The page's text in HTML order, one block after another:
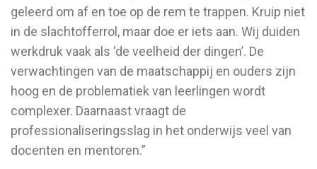
geleerd om af en toe op de rem te trappen. Kruip niet
in de slachtofferrol, maar doe er iets aan. Wij duiden
werkdruk vaak als ‘de veelheid der dingen’. De
verwachtingen van de maatschappij en ouders zijn
hoog en de problematiek van leerlingen wordt
complexer. Daarnaast vraagt de
professionaliseringsslag in het onderwijs veel van
docenten en mentoren.”